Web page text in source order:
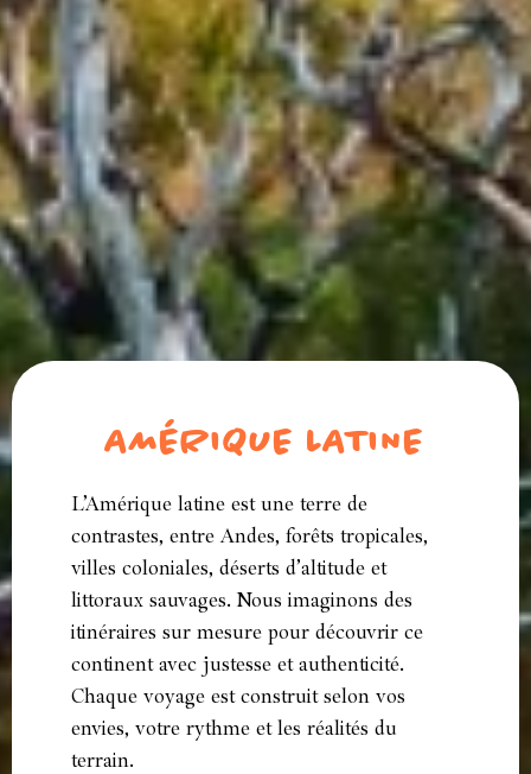
AMÉRIQUE LATINE
L’Amérique latine est une terre de
contrastes, entre Andes, forêts tropicales,
villes coloniales, déserts d’altitude et
littoraux sauvages. Nous imaginons des
itinéraires sur mesure pour découvrir ce
continent avec justesse et authenticité.
Chaque voyage est construit selon vos
envies, votre rythme et les réalités du
terrain.